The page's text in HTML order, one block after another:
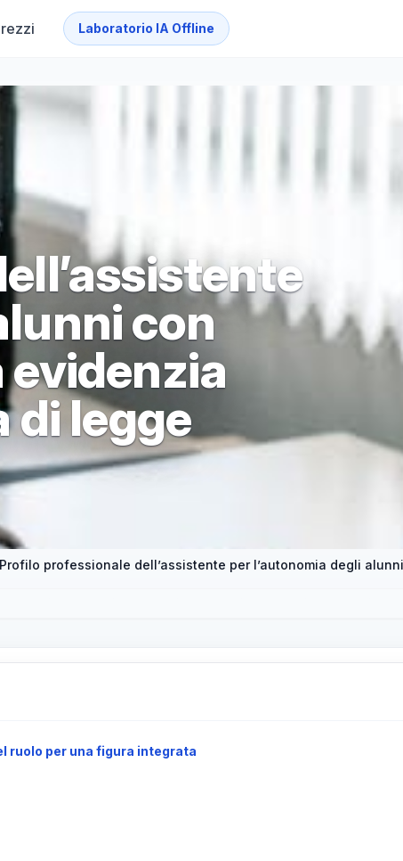
Laboratorio IA Offline
con
evidenzia
legge
ruolo per una figura integrata